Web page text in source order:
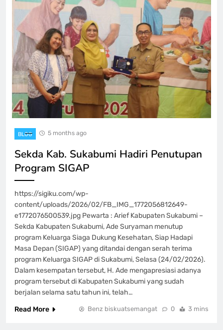
BLOG 5 months ago
Sekda Kab. Sukabumi Hadiri Penutupan
Program SIGAP
https://sigiku.com/wp-
content/uploads/2026/02/FB_IMG_1772056812649-
e1772076500539.jpg Pewarta : Arief Kabupaten Sukabumi –
Sekda Kabupaten Sukabumi, Ade Suryaman menutup
program Keluarga Siaga Dukung Kesehatan, Siap Hadapi
Masa Depan (SIGAP) yang ditandai dengan serah terima
program Keluarga SIGAP di Sukabumi, Selasa (24/02/2026).
Dalam kesempatan tersebut, H. Ade mengapresiasi adanya
program tersebut di Kabupaten Sukabumi yang sudah
berjalan selama satu tahun ini, telah…
Read More
Benz biskuatsemangat 0 3 mins